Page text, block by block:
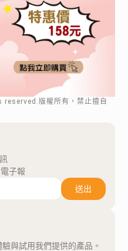
版權所有，禁止擅自
子報
送出
與試用我們提供的產品。